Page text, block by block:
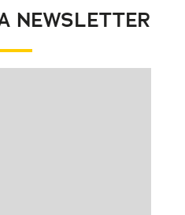
NEWSLETTER